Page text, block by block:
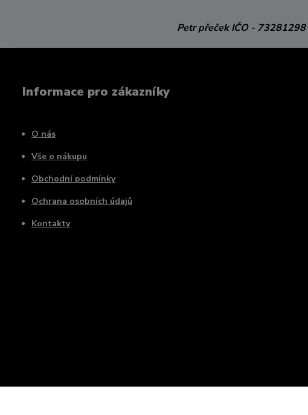
Petr přečekIČO - 73281298
Informace pro zákazníky
O nás
Vše o nákupu
Obchodní podmínky
Ochrana osobních údajů
Kontakty